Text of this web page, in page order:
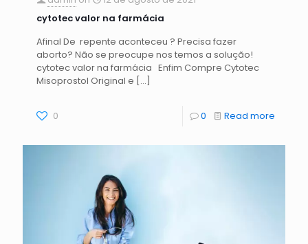
cytotec valor na farmácia
Afinal De repente aconteceu ? Precisa fazer
aborto? Não se preocupe nos temos a solução!
cytotec valor na farmácia Enfim Compre Cytotec
Misoprostol Original e […]
0 0 Read more